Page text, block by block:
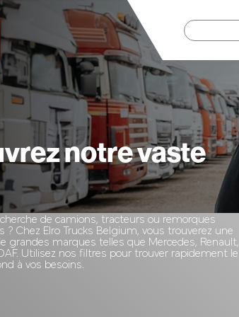
notre vaste
de camions, tracteurs ou remorques
? Chez Elro Trucks Belgium, vous trouverez une
grandes marques telles que Mercedes, Renault,
Utilisez nos filtres pour trouver rapidement le
à vos besoins.